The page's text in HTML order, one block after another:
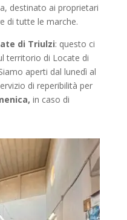
destinato ai proprietari
di tutte le marche.
di Triulzi: questo ci
territorio di Locate di
aperti dal lunedì al
di reperibilità per
in caso di